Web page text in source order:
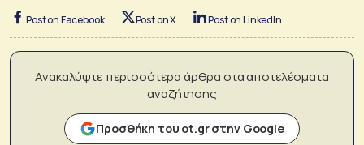
Post on Facebook Post on X Post on LinkedIn
Ανακαλύψτε περισσότερα άρθρα στα αποτελέσματα
αναζήτησης
Προσθήκη του ot.gr στην Google